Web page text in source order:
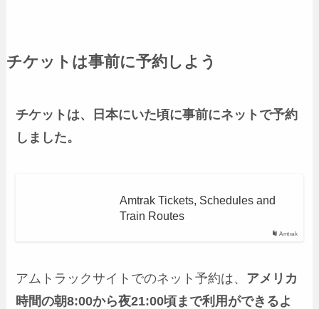
チケットは事前に予約しよう
チケットは、日本にいた頃に事前にネットで予約
しました。
Amtrak
Amtrak Tickets, Schedules and
Train Routes
アムトラックサイトでのネット予約は、 アメリカ
時間の朝8:00から夜21:00頃まで利用ができるよ